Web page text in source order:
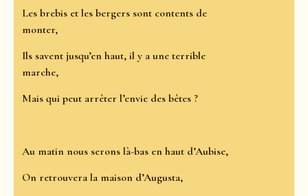
Les brebis et les bergers sont contents de
monter,
Ils savent jusqu’en haut, il y a une terrible
marche,
Mais qui peut arrêter l’envie des bêtes ?
Au matin nous serons là-bas en haut d’Aubise,
On retrouvera la maison d’Augusta,